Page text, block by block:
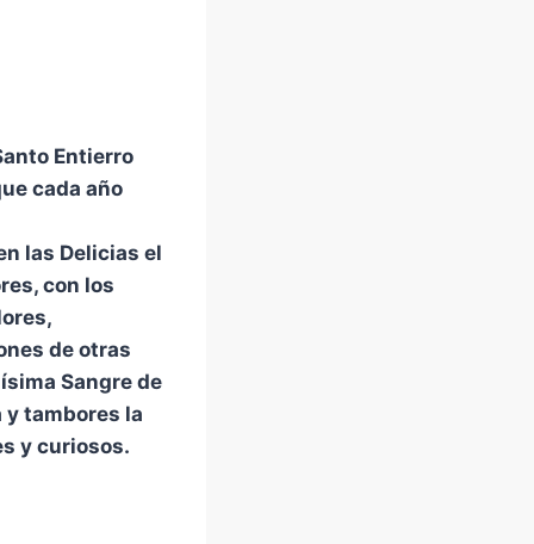
Entierro
cada año
las Delicias el
con los
de otras
Sangre de
tambores la
y curiosos.